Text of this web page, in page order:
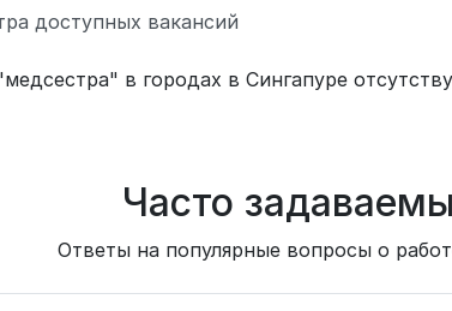
доступных вакансий
в городах в Сингапуре
Часто
Ответы на популярные вопросы о